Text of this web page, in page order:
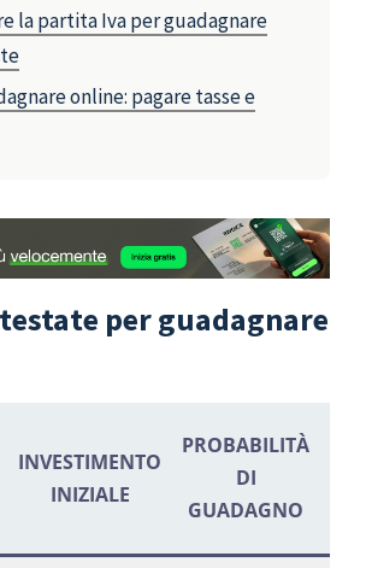
la partita Iva per guadagnare
online: pagare tasse e
per guadagnare
INVESTIMENTO
INIZIALE
PROBABILITÀ
DI
GUADAGNO